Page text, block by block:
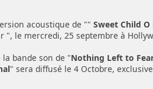
acoustique de "" Sweet Child O
", le mercredi, 25 septembre à
bande son de "Nothing Left to
" sera diffusé le 4 Octobre,